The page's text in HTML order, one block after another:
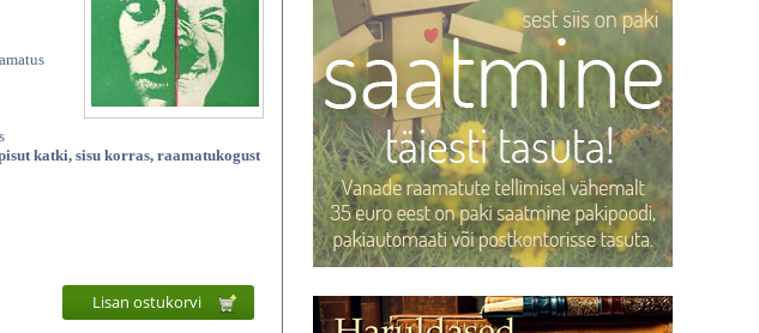
katki, sisu korras, raamatukogust
Lisan ostukorvi